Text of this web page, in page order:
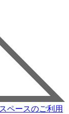
ペースのご利用